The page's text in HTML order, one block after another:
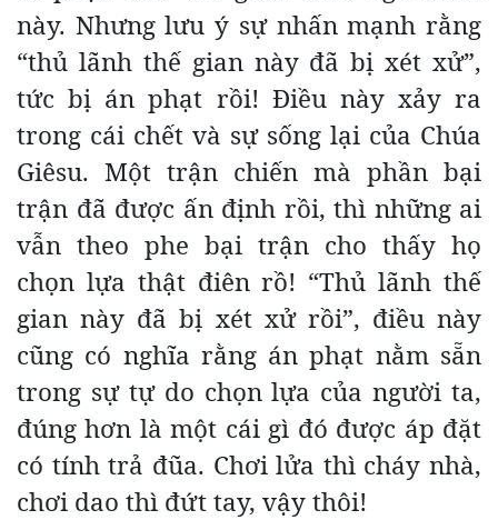
này. Nhưng lưu ý sự nhấn mạnh rằng
“thủ lãnh thế gian này đã bị xét xử”,
tức bị án phạt rồi! Điều này xảy ra
trong cái chết và sự sống lại của Chúa
Giêsu. Một trận chiến mà phần bại
trận đã được ấn định rồi, thì những ai
vẫn theo phe bại trận cho thấy họ
chọn lựa thật điên rồ! “Thủ lãnh thế
gian này đã bị xét xử rồi”, điều này
cũng có nghĩa rằng án phạt nằm sẵn
trong sự tự do chọn lựa của người ta,
đúng hơn là một cái gì đó được áp đặt
có tính trả đũa. Chơi lửa thì cháy nhà,
chơi dao thì đứt tay, vậy thôi!